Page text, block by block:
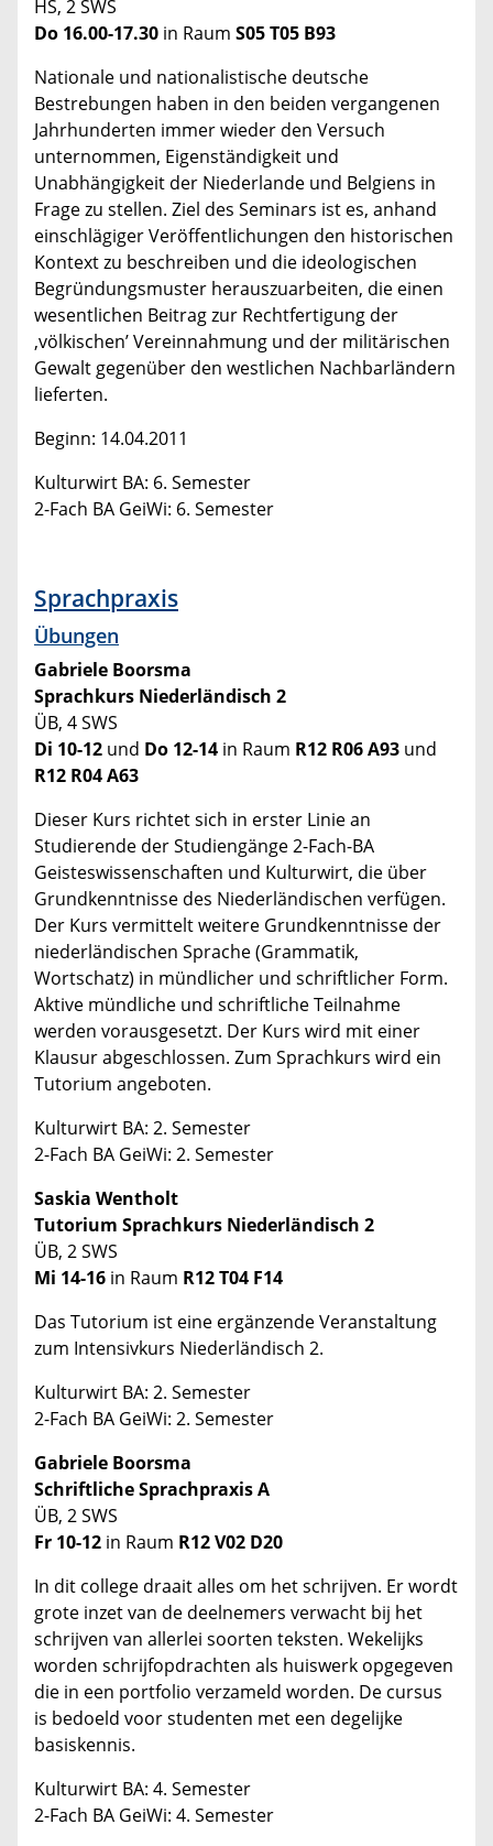
HS, 2 SWS
Do 16.00-17.30 in Raum S05 T05 B93
Nationale und nationalistische deutsche
Bestrebungen haben in den beiden vergangenen
Jahrhunderten immer wieder den Versuch
unternommen, Eigenständigkeit und
Unabhängigkeit der Niederlande und Belgiens in
Frage zu stellen. Ziel des Seminars ist es, anhand
einschlägiger Veröffentlichungen den historischen
Kontext zu beschreiben und die ideologischen
Begründungsmuster herauszuarbeiten, die einen
wesentlichen Beitrag zur Rechtfertigung der
‚völkischen’ Vereinnahmung und der militärischen
Gewalt gegenüber den westlichen Nachbarländern
lieferten.
Beginn: 14.04.2011
Kulturwirt BA: 6. Semester
2-Fach BA GeiWi: 6. Semester
Sprachpraxis
Übungen
Gabriele Boorsma
Sprachkurs Niederländisch 2
ÜB, 4 SWS
Di 10-12 und Do 12-14 in Raum R12 R06 A93 und
R12 R04 A63
Dieser Kurs richtet sich in erster Linie an
Studierende der Studiengänge 2-Fach-BA
Geisteswissenschaften und Kulturwirt, die über
Grundkenntnisse des Niederländischen verfügen.
Der Kurs vermittelt weitere Grundkenntnisse der
niederländischen Sprache (Grammatik,
Wortschatz) in mündlicher und schriftlicher Form.
Aktive mündliche und schriftliche Teilnahme
werden vorausgesetzt. Der Kurs wird mit einer
Klausur abgeschlossen. Zum Sprachkurs wird ein
Tutorium angeboten.
Kulturwirt BA: 2. Semester
2-Fach BA GeiWi: 2. Semester
Saskia Wentholt
Tutorium Sprachkurs Niederländisch 2
ÜB, 2 SWS
Mi 14-16 in Raum R12 T04 F14
Das Tutorium ist eine ergänzende Veranstaltung
zum Intensivkurs Niederländisch 2.
Kulturwirt BA: 2. Semester
2-Fach BA GeiWi: 2. Semester
Gabriele Boorsma
Schriftliche Sprachpraxis A
ÜB, 2 SWS
Fr 10-12 in Raum R12 V02 D20
In dit college draait alles om het schrijven. Er wordt
grote inzet van de deelnemers verwacht bij het
schrijven van allerlei soorten teksten. Wekelijks
worden schrijfopdrachten als huiswerk opgegeven
die in een portfolio verzameld worden. De cursus
is bedoeld voor studenten met een degelijke
basiskennis.
Kulturwirt BA: 4. Semester
2-Fach BA GeiWi: 4. Semester